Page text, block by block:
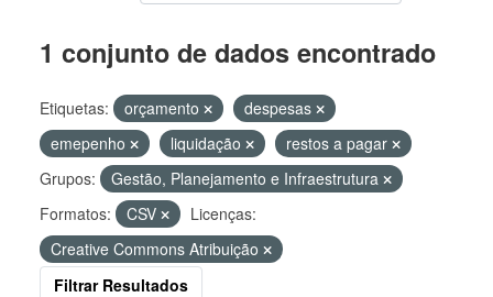
1 conjunto de dados encontrado
Etiquetas: orçamento
despesas
emepenho
liquidação
restos a pagar
Grupos:
Gestão, Planejamento e Infraestrutura
Formatos:
CSV
Licenças:
Creative Commons Atribuição
Filtrar Resultados